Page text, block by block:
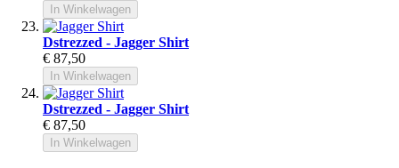
In Winkelwagen
Dstrezzed - Jagger Shirt
€ 87,50
In Winkelwagen
Dstrezzed - Jagger Shirt
€ 87,50
In Winkelwagen